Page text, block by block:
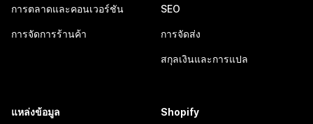
การตลาดและคอนเวอร์ชัน
การจัดการร้านค้า
SEO
การจัดส่ง
สกุลเงินและการแปล
แหล่งข้อมูล Shopify